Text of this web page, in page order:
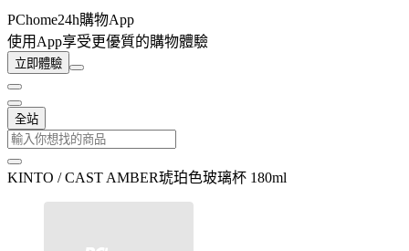
PChome24h購物App
使用App享受更優質的購物體驗
立即體驗
全站
KINTO / CAST AMBER琥珀色玻璃杯 180ml